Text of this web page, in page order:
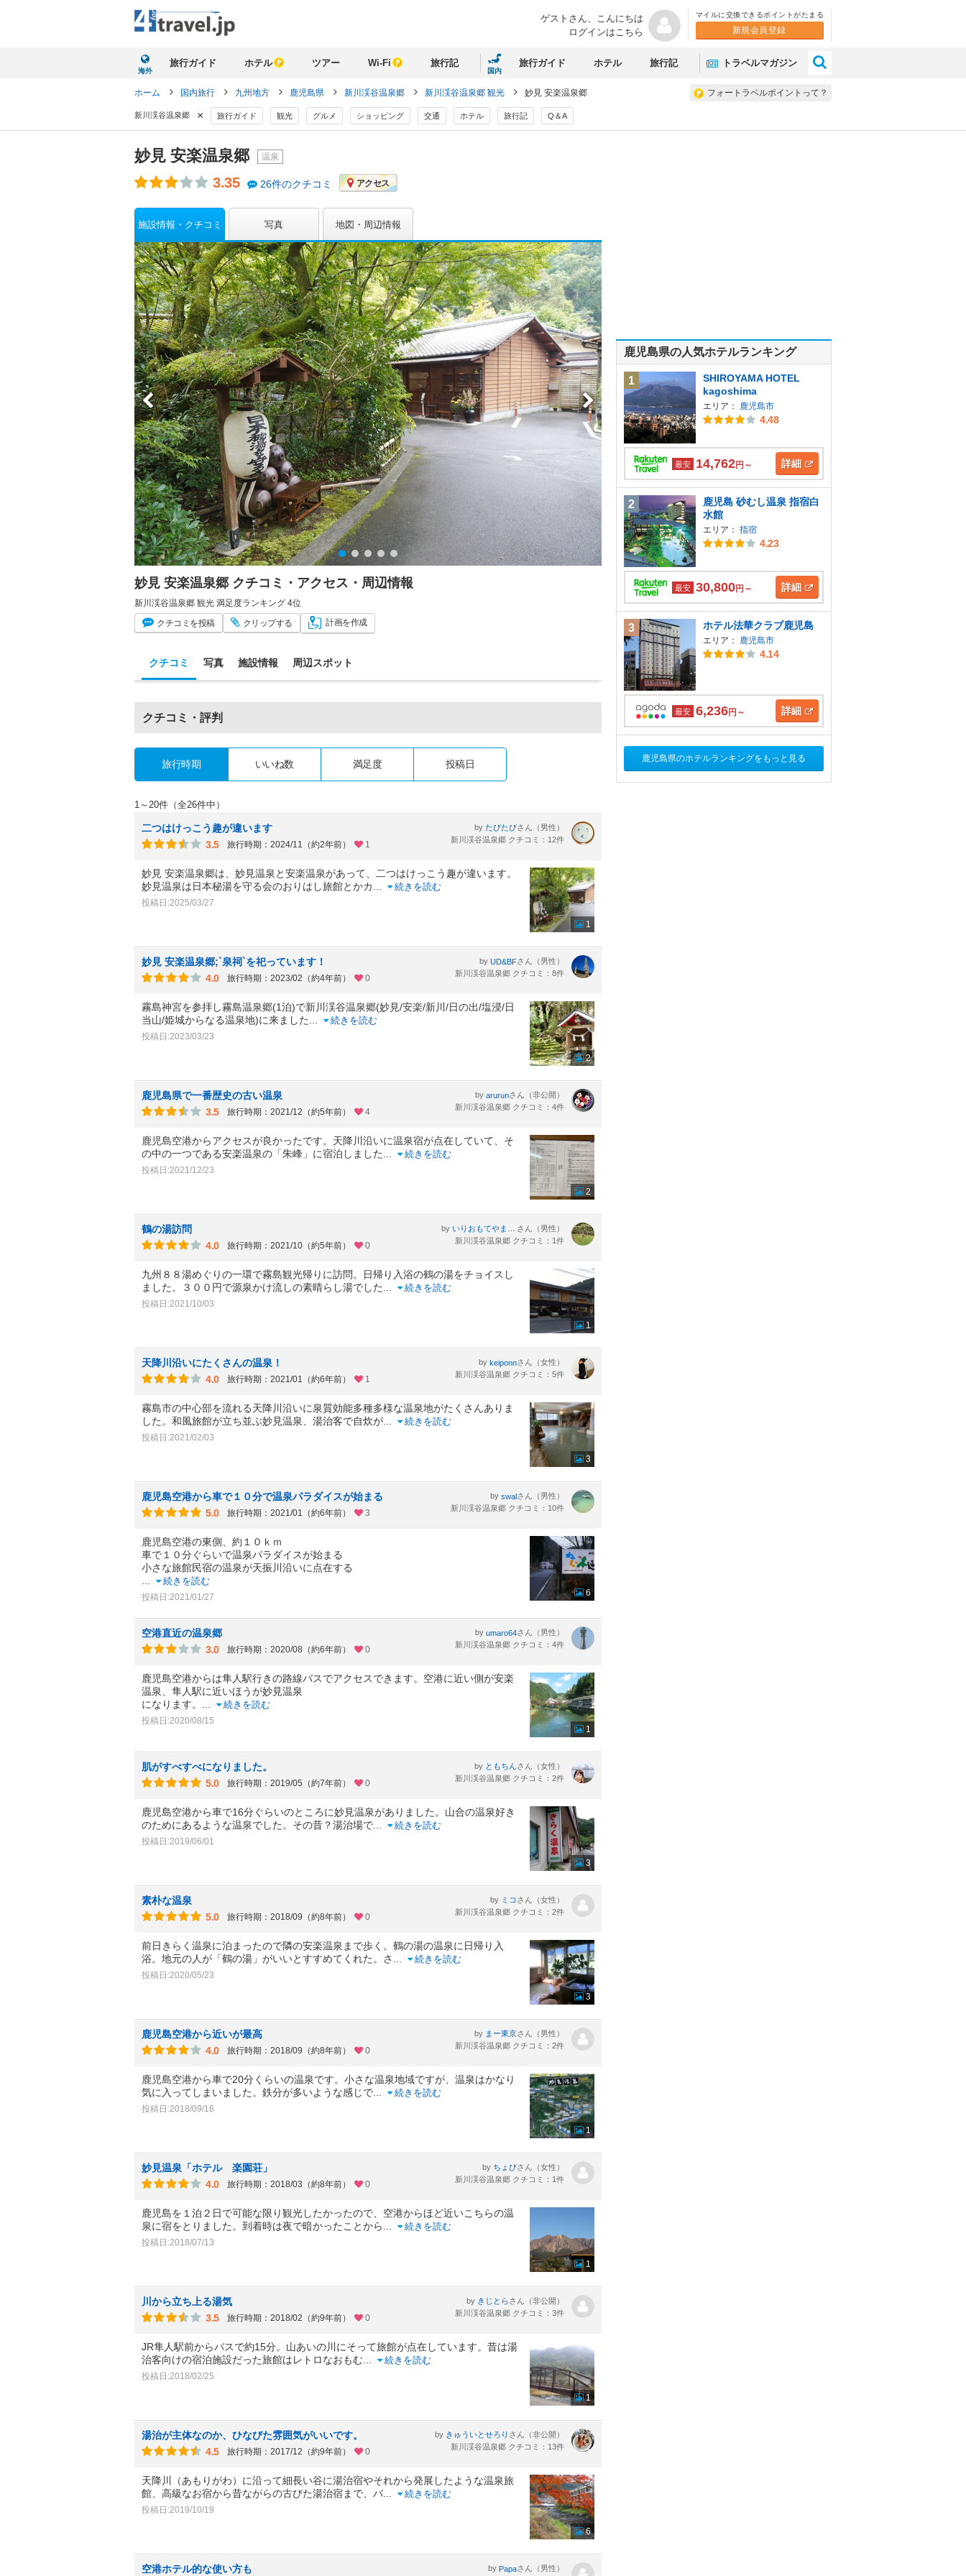
ゲストさん、 こんにちは
ログインはこちら
マイルに交換できるポイントがたまる
新規会員登録
海外
旅行ガイド ホテル ツアー Wi-Fi 旅行記
国内
旅行ガイド ホテル 旅行記 トラベルマガジン
フォートラベルポイントって？
ホーム 国内旅行 九州地方 鹿児島県 新川渓谷温泉郷 新川渓谷温泉郷 観光 妙見 安楽温泉郷
新川渓谷温泉郷 × 旅行ガイド 観光 グルメ ショッピング 交通 ホテル 旅行記 Q＆A
妙見 安楽温泉郷 温泉
3.35 26件のクチコミ アクセス
施設情報・クチコミ 写真 地図・周辺情報
妙見 安楽温泉郷 クチコミ・アクセス・周辺情報
新川渓谷温泉郷 観光 満足度ランキング 4位
クチコミ を投稿 クリップする 計画を作成
クチコミ 写真 施設情報 周辺スポット
クチコミ・評判
旅行時期 いいね数 満足度 投稿日
1～20件（全26件中）
二つはけっこう趣が違います
3.5
旅行時期：2024/11（約2年前） 1
by たびたびさん（男性）
新川渓谷温泉郷 クチコミ：12件
妙見 安楽温泉郷は、妙見温泉と安楽温泉があって、二つはけっこう趣が違います。
妙見温泉は日本秘湯を守る会のおりはし旅館とかカ
続きを読む
投稿日:2025/03/27
1
妙見 安楽温泉郷;`泉祠`を祀っています！
4.0
旅行時期：2023/02（約4年前） 0
by UD&BFさん（男性）
新川渓谷温泉郷 クチコミ：8件
霧島神宮を参拝し霧島温泉郷(1泊)で新川渓谷温泉郷(妙見/安楽/新川/日の出/塩浸/日
当山/姫城からなる温泉地)に来ました
続きを読む
投稿日:2023/03/23
2
鹿児島県で一番歴史の古い温泉
3.5
旅行時期：2021/12（約5年前） 4
by arurunさん（非公開）
新川渓谷温泉郷 クチコミ：4件
鹿児島空港からアクセスが良かったです。天降川沿いに温泉宿が点在していて、そ
の中の一つである安楽温泉の「朱峰」に宿泊しました
続きを読む
投稿日:2021/12/23
2
鶴の湯訪問
4.0
旅行時期：2021/10（約5年前） 0
by
さん（男性）
新川渓谷温泉郷 クチコミ：1件
九州８８湯めぐりの一環で霧島観光帰りに訪問。日帰り入浴の鶴の湯をチョイスし
ました。３００円で源泉かけ流しの素晴らし湯でした
続きを読む
投稿日:2021/10/03
1
天降川沿いにたくさんの温泉！
4.0
旅行時期：2021/01（約6年前） 1
by keiponnさん（女性）
新川渓谷温泉郷 クチコミ：5件
霧島市の中心部を流れる天降川沿いに泉質効能多種多様な温泉地がたくさんありま
した。和風旅館が立ち並ぶ妙見温泉、湯治客で自炊が
続きを読む
投稿日:2021/02/03
3
鹿児島空港から車で１０分で温泉パラダイスが始まる
5.0
旅行時期：2021/01（約6年前） 3
by swalさん（男性）
新川渓谷温泉郷 クチコミ：10件
鹿児島空港の東側、約１０ｋｍ
車で１０分ぐらいで温泉パラダイスが始まる
小さな旅館民宿の温泉が天振川沿いに点在する
続きを読む
投稿日:2021/01/27 6
空港直近の温泉郷
3.0
旅行時期：2020/08（約6年前） 0
by umaro64さん（男性）
新川渓谷温泉郷 クチコミ：4件
鹿児島空港からは隼人駅行きの路線バスでアクセスできます。空港に近い側が安楽
温泉、隼人駅に近いほうが妙見温泉
になります。
続きを読む
投稿日:2020/08/15
1
肌がすべすべになりました。
5.0
旅行時期：2019/05（約7年前） 0
by ともちんさん（女性）
新川渓谷温泉郷 クチコミ：2件
鹿児島空港から車で16分ぐらいのところに妙見温泉がありました。山合の温泉好き
のためにあるような温泉でした。その昔？湯治場で
続きを読む
投稿日:2019/06/01
3
素朴な温泉
5.0
旅行時期：2018/09（約8年前） 0
by ミコ さん（女性）
新川渓谷温泉郷 クチコミ：2件
前日きらく温泉に泊まったので隣の安楽温泉まで歩く。鶴の湯の温泉に日帰り入
浴。地元の人が「鶴の湯」がいいとすすめてくれた。さ
続きを読む
投稿日:2020/05/23
3
鹿児島空港から近いが最高
4.0
旅行時期：2018/09（約8年前） 0
by まー東京さん（男性）
新川渓谷温泉郷 クチコミ：2件
鹿児島空港から車で20分くらいの温泉です。小さな温泉地域ですが、温泉はかなり
気に入ってしまいました。鉄分が多いような感じで
続きを読む
投稿日:2018/09/16
1
妙見温泉「ホテル 楽園荘」
4.0
旅行時期：2018/03（約8年前） 0
by ちょびさん（女性）
新川渓谷温泉郷 クチコミ：1件
鹿児島を１泊２日で可能な限り観光したかったので、空港からほど近いこちらの温
泉に宿をとりました。到着時は夜で暗かったことから
続きを読む
投稿日:2018/07/13
1
川から立ち上る湯気
3.5
旅行時期：2018/02（約9年前） 0
by きじとらさん（非公開）
新川渓谷温泉郷 クチコミ：3件
JR隼人駅前からバスで約15分。山あいの川にそって旅館が点在しています。昔は湯
治客向けの宿泊施設だった旅館はレトロなおもむ
続きを読む
投稿日:2018/02/25
1
湯治が主体なのか、ひなびた雰囲気がいいです。
4.5
旅行時期：2017/12（約9年前） 0
by きゅういとせろり さん（非公開）
新川渓谷温泉郷 クチコミ：13件
天降川（あもりがわ）に沿って細長い谷に湯治宿やそれから発展したような温泉旅
館、高級なお宿から昔ながらの古びた湯治宿まで、バ... 続きを読む
投稿日:2019/10/19
6
空港ホテル的な使い方も by Papaさん（男性）
鹿児島県の人気ホテルランキング
1
SHIROYAMA HOTEL
kagoshima
エリア： 鹿児島市
4.48
最安 14,762円～ 詳細
2
鹿児島 砂むし温泉 指宿白
水館
エリア： 指宿
4.23
最安 30,800円～ 詳細
3 ホテル法華クラブ鹿児島
エリア： 鹿児島市
4.14
最安 6,236円～ 詳細
鹿児島県のホテルランキングをもっと見る